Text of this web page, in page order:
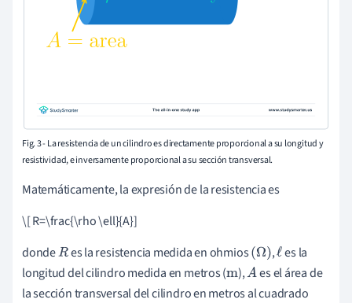
Fig. 3 - La resistencia de un cilindro es directamente proporcional a su longitud y
resistividad, e inversamente proporcional a su sección transversal.
Matemáticamente, la expresión de la resistencia es
\[ R=\frac{\rho \ell}{A}]
dondeR es la resistencia medida en ohmios(Ω) ,ℓes la
longitud del cilindro medida en metros (m),A es el área de
la sección transversal del cilindro en metros al cuadrado